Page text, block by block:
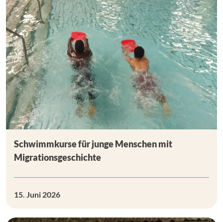
Schwimmkurse für junge Menschen mit
Migrationsgeschichte
15. Juni 2026